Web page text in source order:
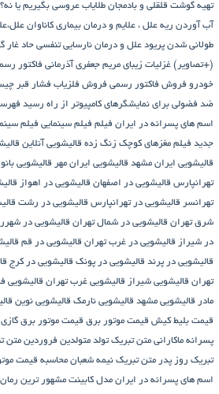
تهیه گوشت قلقلی و بادمجان طلایاب عروسی بگیریم یا نه؟
آب آوردن ریه علل ، علایم و درمان بیماری کاناوان
طولانی شدن پریود علل و درمان نارسایی تنفسی حاد غار
(+تصاویر) غزلیات زیبای مریم جعفری آذرمانی فاکتور
خودرو فروش فاکتور رسمی فروش فلزیاب فشار قبر
ضد فضولی برای نمایشگرهای کامپیوتر از راه رسید
اسم های پسرانه در ایران فیلم فیلم سینمایی فیلم
جدید فیلم مغزهای کوچک زنگ زده قالیشویی آنلاین
قالیشویی ایران مشهد قالیشویی ایران مهر قالیشویی بانو
تهرانپارس قالیشویی در اصفهان قالیشویی در اهواز
تهرانسر قالیشویی در تهرانپارس قالیشویی در رشت
شرق تهران قالیشویی در شمال تهران قالیشویی در
در شیراز قالیشویی در غرب تهران قالیشویی در قم
قالیشویی در پرند قالیشویی در پونک قالیشویی در کرج
تهران قالیشویی شیراز قالیشویی غرب تهران قالیشویی
مادر قالیشویی مشهد قالیشویی نارمک قالیشویی نوین
قیمت بلیط کیش قیمت موتور برق قیمت موتور برق گازی
پسرانه ماکارانی متن تبریک تولد متولدین فروردین متن
تبریک روز پدر متن تبریک نیمه شعبان محاسبه قیمت
اسم های پسرانه در ایران مدل کابینت مشهور ترین